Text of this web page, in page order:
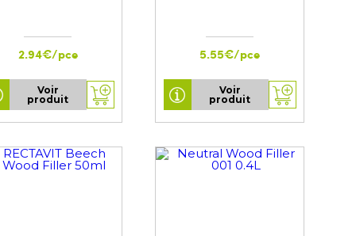
2.94€/pce
Voir
produit
5.55€/pce
Voir
produit